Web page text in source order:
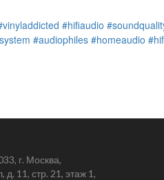
#hifiaudio
#audiophiles #homeaudio
г. Москва,
11, стр. 21, этаж 1,